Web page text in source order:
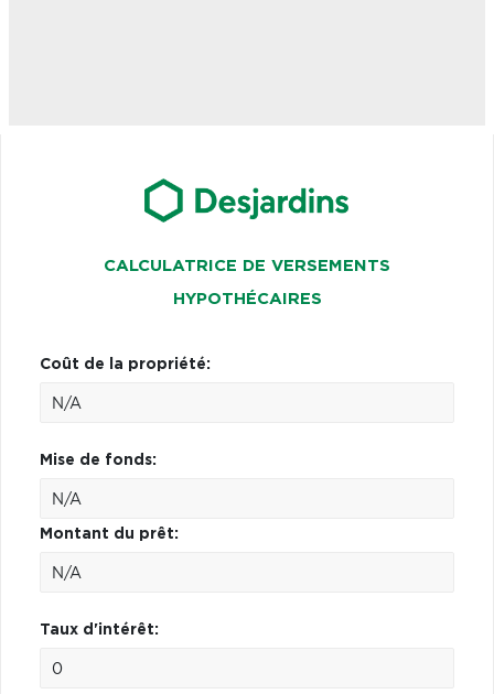
CALCULATRICE DE VERSEMENTS
HYPOTHÉCAIRES
Coût de la propriété:
Mise de fonds:
Montant du prêt:
Taux d'intérêt: